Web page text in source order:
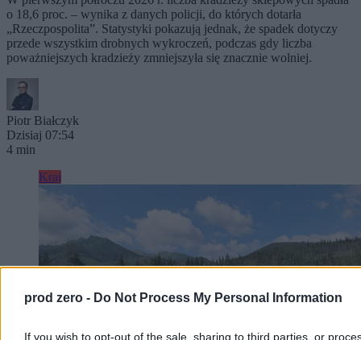
prod zero - Do Not Process My Personal Information
If you wish to opt-out of the sale, sharing to third parties, or
o 18,6 proc. – wynika z danych policji, do których dotarła
„Rzeczpospolita”. Statystyki pokazują jednak, że spadek dotyczy
przede wszystkim drobnych wykroczeń, podczas gdy liczba
poważniejszych kradzieży zmniejszyła się znacznie wolniej.
Piotr Białczyk
Dzisiaj 07:54
4 min
Kraj